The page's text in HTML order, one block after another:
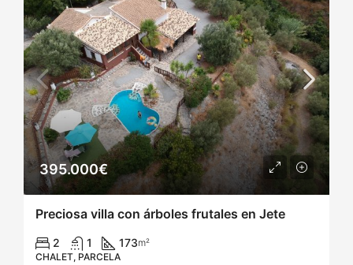
395.000€
Preciosa villa con árboles frutales en Jete
2 1 173m²
CHALET, PARCELA